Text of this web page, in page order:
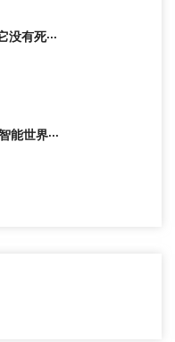
有死···
世界···